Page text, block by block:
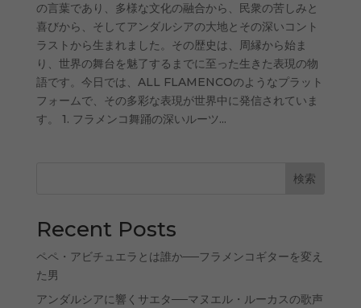
の言葉であり、多様な文化の融合から、民衆の苦しみと
喜びから、そしてアンダルシアの大地とその深いコント
ラストから生まれました。その歴史は、周縁から始ま
り、世界の舞台を魅了するまでに至った生きた表現の物
語です。今日では、ALL FLAMENCOのようなプラット
フォームで、その多彩な表現が世界中に発信されていま
す。 1. フラメンコ舞踊の深いルーツ...
検索
Recent Posts
ペペ・アビチュエラとは誰か──フラメンコギターを変え
た男
アンダルシアに響くサエタ──マヌエル・ルーカスの歌声